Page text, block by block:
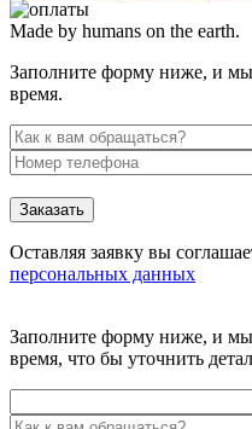
Made by humans on the earth.
Заполните форму ниже, и
время.
Заказать
Оставляя заявку вы
персональных данных
Заполните форму ниже, и
время, что бы уточнить